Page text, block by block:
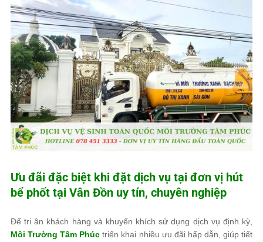
Ưu đãi đặc biệt khi đặt dịch vụ tại đơn vị hút
bể phốt tại Vân Đồn uy tín, chuyên nghiệp
Để tri ân khách hàng và khuyến khích sử dụng dịch vụ định kỳ,
Môi Trường Tâm Phúc triển khai nhiều ưu đãi hấp dẫn, giúp tiết